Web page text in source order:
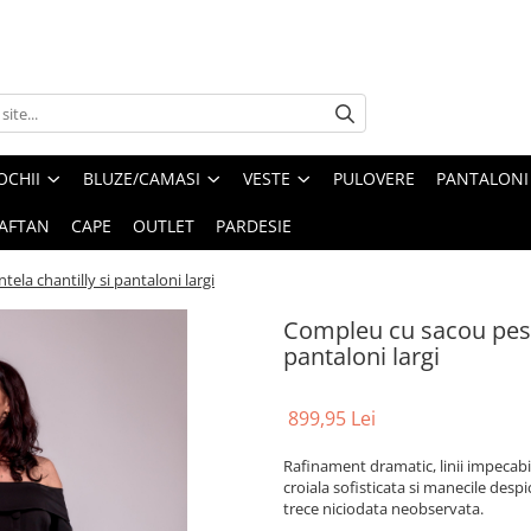
BLUZE/CAMASI VESTE PULOVERE PANTALONI
CAPE OUTLET PARDESIE
chantilly si pantaloni largi
Compleu cu sacou
pantaloni largi
899,95 Lei
Rafinament dramatic, linii
croiala sofisticata si manecile
trece niciodata neobservata.